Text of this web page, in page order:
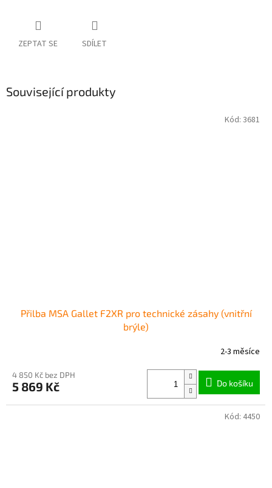
ZEPTAT SE SDÍLET
Související produkty
Přilba MSA Gallet F2XR pro technické zásahy (vnitřní
brýle)
2-3 měsíce
4 850 Kč bez DPH
5 869 Kč Do košíku
Kód: 3681
Kód: 4450